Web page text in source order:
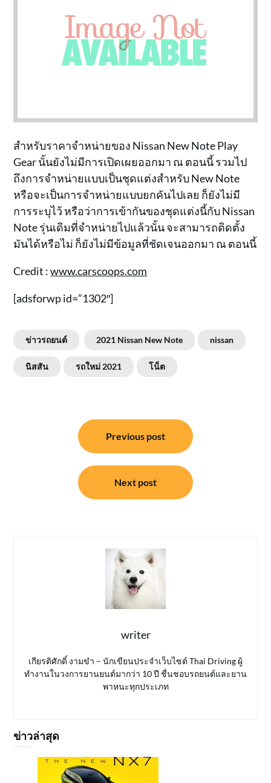
สำหรับราคาจำหน่ายของ Nissan New Note Play
Gear นั้นยังไม่มีการเปิดเผยออกมา ณ ตอนนี้ รวมไป
ถึงการจำหน่ายแบบเป็นชุดแต่งสำหรับ New Note
หรือจะเป็นการจำหน่ายแบบยกคันไปเลย ก็ยังไม่มี
การระบุไว้ หรือว่าการเข้ากันของชุดแต่งนี้กับ Nissan
Note รุ่นเดิมที่จำหน่ายไปแล้วนั้น จะสามารถติดตั้ง
มันได้หรือไม่ ก็ยังไม่มีข้อมูลที่ชัดเจนออกมา ณ ตอนนี้
Credit :www.carscoops.com
[adsforwp id=”1302″]
ข่าวรถยนต์ 2021 Nissan New Note nissan
นิสสัน รถใหม่ 2021 โน็ต
Previous post
Next post
writer
เกียรติศักดิ์ งามขำ – นักเขียนประจำเว็บไซต์ Thai Driving ผู้
ทำงานในวงการยานยนต์มากว่า 10 ปี ชื่นชอบรถยนต์และยาน
พาหนะทุกประเภท
ข่าวล่าสุด